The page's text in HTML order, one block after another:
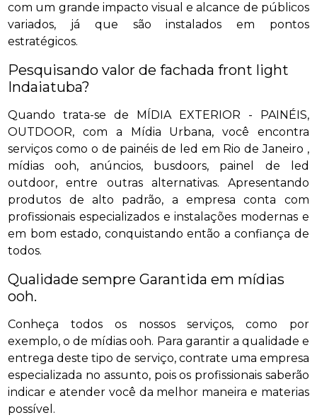
com um grande impacto visual e alcance de públicos
variados, já que são instalados em pontos
estratégicos.
Pesquisando valor de fachada front light
Indaiatuba?
Quando trata-se de MÍDIA EXTERIOR - PAINÉIS,
OUTDOOR, com a Mídia Urbana, você encontra
serviços como o de painéis de led em Rio de Janeiro ,
mídias ooh, anúncios, busdoors, painel de led
outdoor, entre outras alternativas. Apresentando
produtos de alto padrão, a empresa conta com
profissionais especializados e instalações modernas e
em bom estado, conquistando então a confiança de
todos.
Qualidade sempre Garantida em mídias
ooh.
Conheça todos os nossos serviços, como por
exemplo, o de mídias ooh. Para garantir a qualidade e
entrega deste tipo de serviço, contrate uma empresa
especializada no assunto, pois os profissionais saberão
indicar e atender você da melhor maneira e materias
possível.